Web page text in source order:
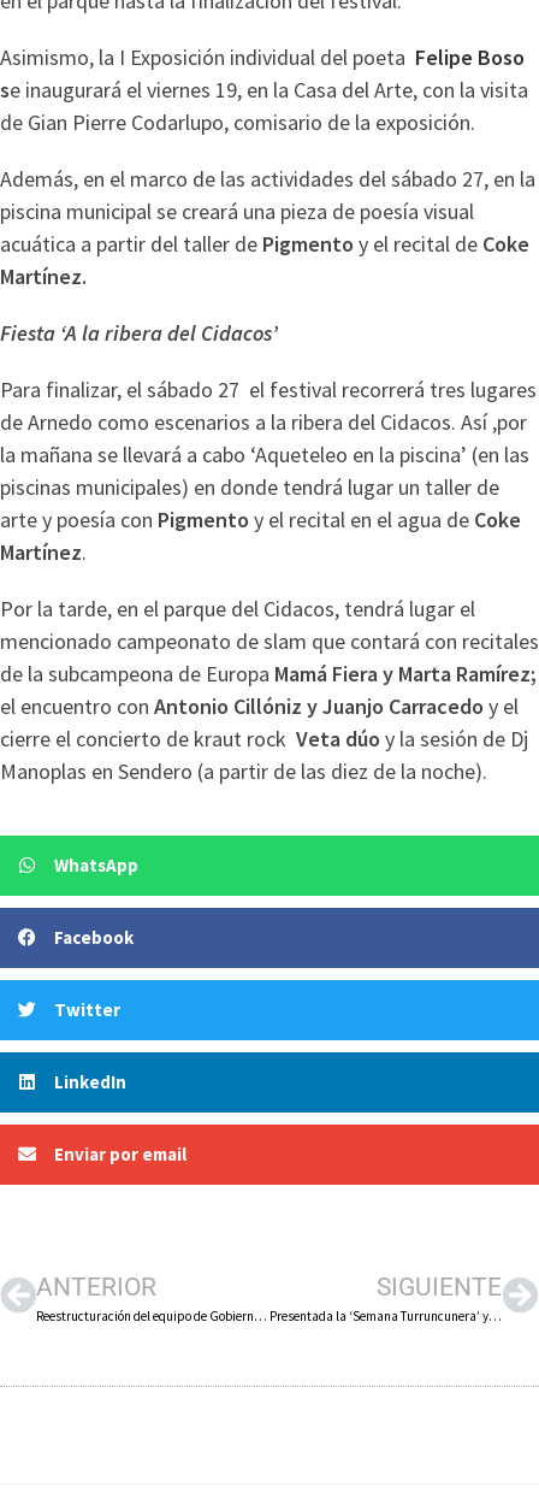
Asimismo, la I Exposición individual del poeta Felipe Boso
se inaugurará el viernes 19, en la Casa del Arte, con la visita
de Gian Pierre Codarlupo, comisario de la exposición.
Además, en el marco de las actividades del sábado 27, en la
piscina municipal se creará una pieza de poesía visual
acuática a partir del taller de Pigmento y el recital de Coke
Martínez.
Fiesta ‘A la ribera del Cidacos’
Para finalizar, el sábado 27 el festival recorrerá tres lugares
de Arnedo como escenarios a la ribera del Cidacos. Así ,por
la mañana se llevará a cabo ‘Aqueteleo en la piscina’ (en las
piscinas municipales) en donde tendrá lugar un taller de
arte y poesía con Pigmento y el recital en el agua de Coke
Martínez.
Por la tarde, en el parque del Cidacos, tendrá lugar el
mencionado campeonato de slam que contará con recitales
de la subcampeona de Europa Mamá Fiera y Marta Ramírez;
el encuentro con Antonio Cillóniz y Juanjo Carracedo y el
cierre el concierto de kraut rock Veta dúo y la sesión de Dj
Manoplas en Sendero (a partir de las diez de la noche).
WhatsApp
Facebook
Twitter
LinkedIn
Enviar por email
ANTERIOR
Reestructuración del equipo de Gobierno municipal del Ayuntamiento de Calahorra
SIGUIENTE
Presentada la ‘Semana Turruncunera’ y el libro dedicado a Turruncún